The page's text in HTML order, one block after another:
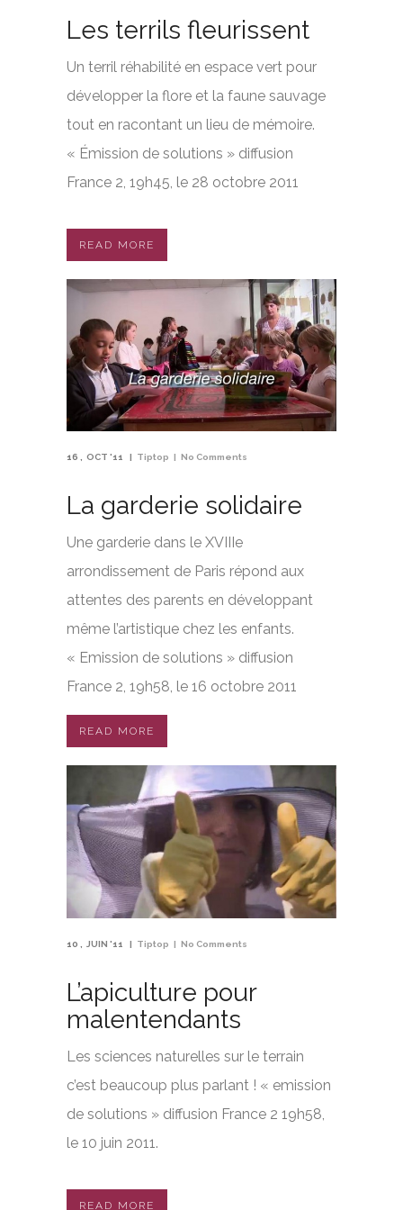
Les terrils fleurissent
Un terril réhabilité en espace vert pour
développer la flore et la faune sauvage
tout en racontant un lieu de mémoire.
« Émission de solutions » diffusion
France 2, 19h45, le 28 octobre 2011
READ MORE
16 OCT '11 Tiptop No Comments
La garderie solidaire
Une garderie dans le XVIIIe
arrondissement de Paris répond aux
attentes des parents en développant
même l’artistique chez les enfants.
« Emission de solutions » diffusion
France 2, 19h58, le 16 octobre 2011
READ MORE
10 JUIN '11 Tiptop No Comments
L’apiculture pour
malentendants
Les sciences naturelles sur le terrain
c’est beaucoup plus parlant ! « emission
de solutions » diffusion France 2 19h58,
le 10 juin 2011.
READ MORE